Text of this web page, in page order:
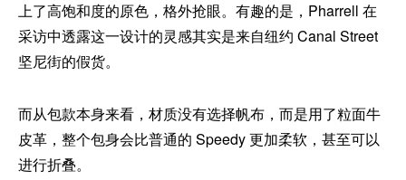
上了高饱和度的原色，格外抢眼。有趣的是，Pharrell 在
采访中透露这一设计的灵感其实是来自纽约 Canal Street
坚尼街的假货。
而从包款本身来看，材质没有选择帆布，而是用了粒面牛
皮革，整个包身会比普通的 Speedy 更加柔软，甚至可以
进行折叠。